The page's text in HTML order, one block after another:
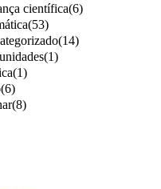
científica(6)
(53)
(14)
(1)
(1)
(6)
(8)